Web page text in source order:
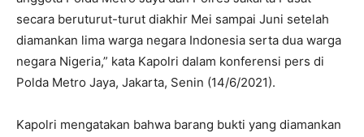
secara beruturut-turut diakhir Mei sampai Juni setelah
diamankan lima warga negara Indonesia serta dua warga
negara Nigeria,” kata Kapolri dalam konferensi pers di
Polda Metro Jaya, Jakarta, Senin (14/6/2021).
Kapolri mengatakan bahwa barang bukti yang diamankan